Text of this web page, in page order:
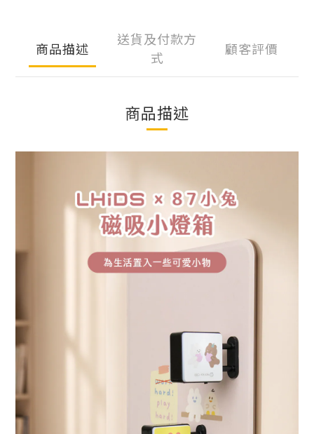
商品描述
送貨及付款方
式
顧客評價
商品描述